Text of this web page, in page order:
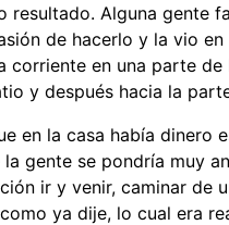
resultado. Alguna gente
de hacerlo y la vio
corriente en una parte
y después hacia la
en la casa había
gente se pondría muy
ir y venir, caminar de
ya dije, lo cual era